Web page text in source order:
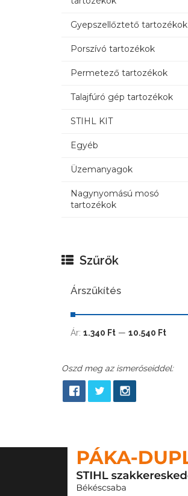
Gyepszellőztető tartozékok
Porszívó tartozékok
Permetező tartozékok
Talajfúró gép tartozékok
STIHL KIT
Egyéb
Üzemanyagok
Nagynyomású mosó
tartozékok
Szűrők
Árszűkítés
Ár: 1.340 Ft — 10.540 Ft
Oszd meg az ismerőseiddel: